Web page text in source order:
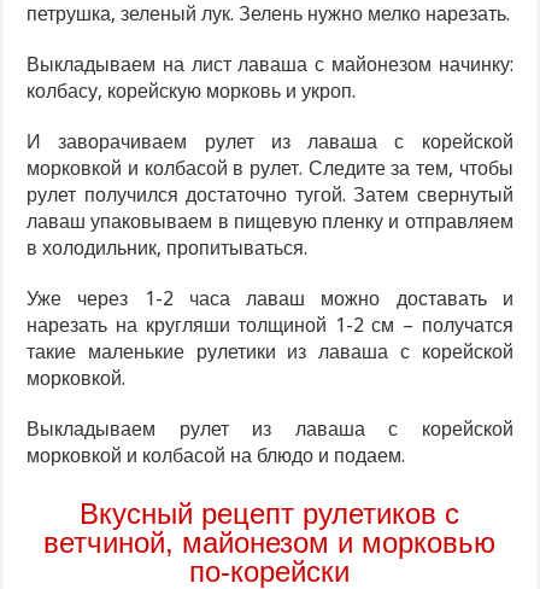
петрушка, зеленый лук. Зелень нужно мелко нарезать.
Выкладываем на лист лаваша с майонезом начинку:
колбасу, корейскую морковь и укроп.
И заворачиваем рулет из лаваша с корейской
морковкой и колбасой в рулет. Следите за тем, чтобы
рулет получился достаточно тугой. Затем свернутый
лаваш упаковываем в пищевую пленку и отправляем
в холодильник, пропитываться.
Уже через 1-2 часа лаваш можно доставать и
нарезать на кругляши толщиной 1-2 см – получатся
такие маленькие рулетики из лаваша с корейской
морковкой.
Выкладываем рулет из лаваша с корейской
морковкой и колбасой на блюдо и подаем.
Вкусный рецепт рулетиков с
ветчиной, майонезом и морковью
по-корейски